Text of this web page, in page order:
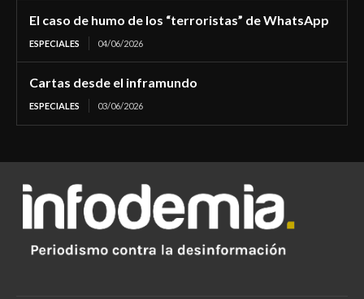
El caso de humo de los “terroristas” de WhatsApp
ESPECIALES 04/06/2026
Cartas desde el inframundo
ESPECIALES 03/06/2026